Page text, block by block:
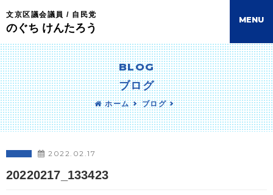
文京区議会議員 / 自民党
のぐち けんたろう
MENU
BLOG
ブログ
ホーム ブログ
2022.02.17
20220217_133423